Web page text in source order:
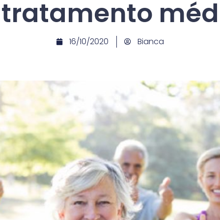
16/10/2020 Bianca